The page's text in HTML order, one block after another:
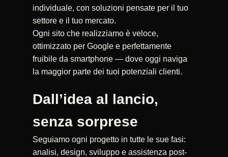
individuale, con soluzioni pensate per il tuo
settore e il tuo mercato.
Ogni sito che realizziamo è veloce,
ottimizzato per Google e perfettamente
fruibile da smartphone — dove oggi naviga
la maggior parte dei tuoi potenziali clienti.
Dall’idea al lancio,
senza sorprese
Seguiamo ogni progetto in tutte le sue fasi:
analisi, design, sviluppo e assistenza post-